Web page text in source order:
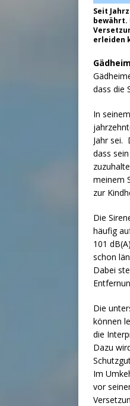
Seit
bewährt.
erleiden
dass die
In
Jahr sei.
dass
meinem
zur
Die
häufig
101
schon
Dabei
Die
können
die
Dazu
Im
vor